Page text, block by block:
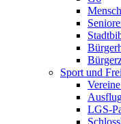
Sport und
LGS-